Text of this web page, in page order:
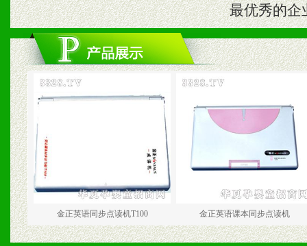
最优秀的企
金正英语同步点读机T100 金正英语课本同步点读机